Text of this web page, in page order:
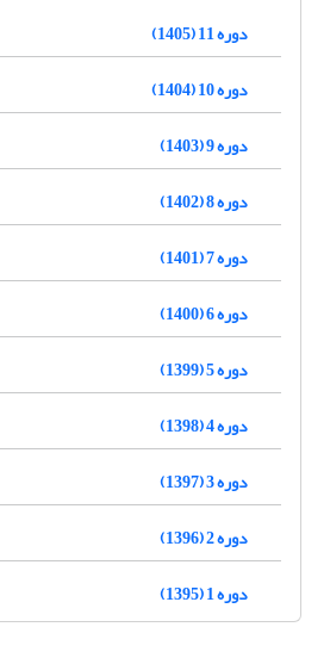
دوره 11 (1405)
دوره 10 (1404)
دوره 9 (1403)
دوره 8 (1402)
دوره 7 (1401)
دوره 6 (1400)
دوره 5 (1399)
دوره 4 (1398)
دوره 3 (1397)
دوره 2 (1396)
دوره 1 (1395)